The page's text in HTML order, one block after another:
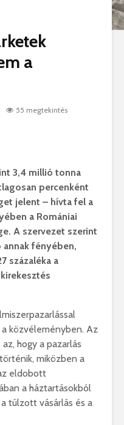
a
55 megtekintés
3,4 millió tonna
percenként
jelent – hívta fel a
a Romániai
. A szervezet szerint
annak fényében,
százaléka a
kirekesztés
a közvéleményben. Az
az, hogy a pazarlás
történik, miközben a
eldobott
a háztartásokból
a túlzott vásárlás és a